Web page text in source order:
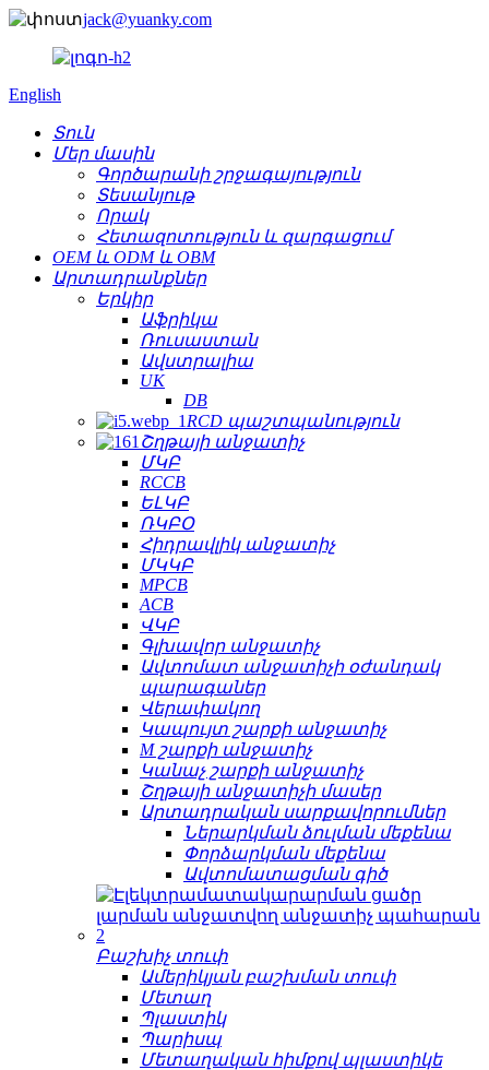
jack@yuanky.com
English
Տուն
Մեր մասին
Գործարանի շրջագայություն
Տեսանյութ
Որակ
Հետազոտություն և զարգացում
OEM և ODM և OBM
Արտադրանքներ
Երկիր
Աֆրիկա
Ռուսաստան
Ավստրալիա
UK
DB
RCD պաշտպանություն
Շղթայի անջատիչ
ՄԿԲ
RCCB
ԵԼԿԲ
ՌԿԲՕ
Հիդրավլիկ անջատիչ
ՄԿԿԲ
MPCB
ACB
ՎԿԲ
Գլխավոր անջատիչ
Ավտոմատ անջատիչի օժանդակ
պարագաներ
Վերափակող
Կապույտ շարքի անջատիչ
M շարքի անջատիչ
Կանաչ շարքի անջատիչ
Շղթայի անջատիչի մասեր
Արտադրական սարքավորումներ
Ներարկման ձուլման մեքենա
Փորձարկման մեքենա
Ավտոմատացման գիծ
Բաշխիչ տուփ
Ամերիկյան բաշխման տուփ
Մետաղ
Պլաստիկ
Պարիսպ
Մետաղական հիմքով պլաստիկե